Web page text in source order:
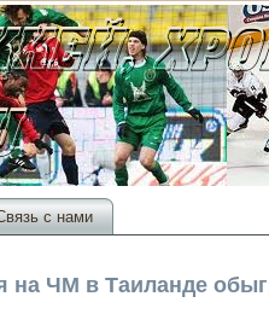
с нами
на ЧМ в Таиланде